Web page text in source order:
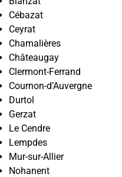
Cébazat
Ceyrat
Chamalières
Châteaugay
Clermont-Ferrand
Cournon-d’Auvergne
Durtol
Gerzat
Le Cendre
Lempdes
Mur-sur-Allier
Nohanent